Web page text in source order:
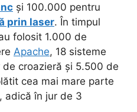
și 100.000 pentru
prin laser. În timpul
folosit 1.000 de
Apache, 18 sisteme
croazieră și 5.500 de
cea mai mare parte
, adică în jur de 3